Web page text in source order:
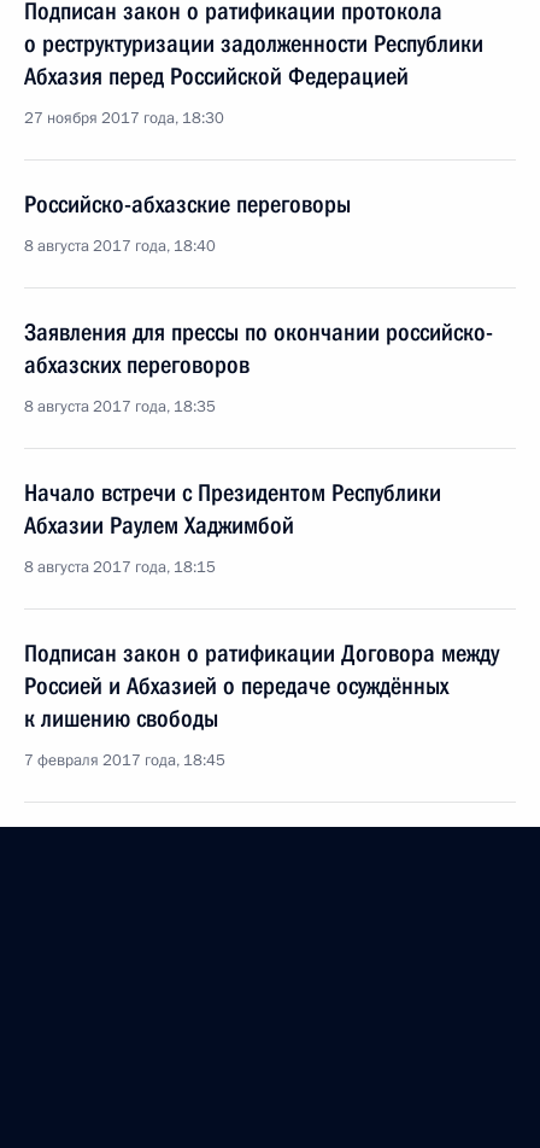
Подписан закон о ратификации протокола
о реструктуризации задолженности Республики
Абхазия перед Российской Федерацией
27 ноября 2017 года, 18:30
Российско-абхазские переговоры
8 августа 2017 года, 18:40
Заявления для прессы по окончании российско-
абхазских переговоров
8 августа 2017 года, 18:35
Начало встречи с Президентом Республики
Абхазии Раулем Хаджимбой
8 августа 2017 года, 18:15
Подписан закон о ратификации Договора между
Россией и Абхазией о передаче осуждённых
к лишению свободы
7 февраля 2017 года, 18:45